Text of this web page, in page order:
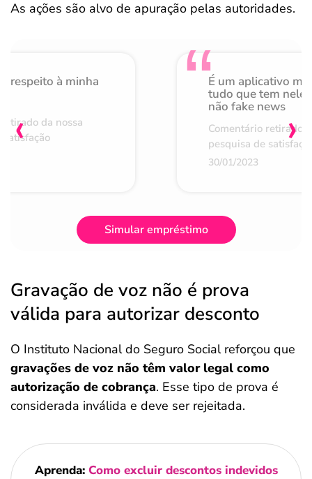
As ações são alvo de apuração pelas autoridades.
respeito à minha
da nossa
É um aplicativo
tudo que tem nele
não fake news
Comentário retirado
pesquisa de
30/01/2023
‹ ›
Simular empréstimo
Gravação de voz não é prova
válida para autorizar desconto
O Instituto Nacional do Seguro Social reforçou que
gravações de voz não têm valor legal como
autorização de cobrança. Esse tipo de prova é
considerada inválida e deve ser rejeitada.
Aprenda: Como excluir descontos indevidos